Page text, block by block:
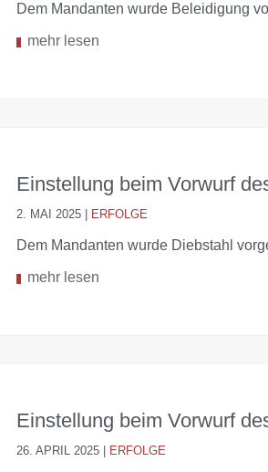
Dem Mandanten wurde Beleidigung
mehr lesen
Einstellung beim Vorwurf
2. MAI 2025 | ERFOLGE
Dem Mandanten wurde Diebstahl
mehr lesen
Einstellung beim Vorwurf
26. APRIL 2025 | ERFOLGE